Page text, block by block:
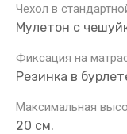
Чехол в
Мулетон с
Фиксация на
Резинка в
Максимальная
20 см.